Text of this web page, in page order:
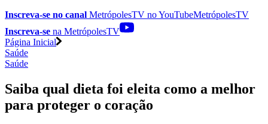
Inscreva-se no canal MetrópolesTV noYouTubeMetrópolesTV
Inscreva-se na MetrópolesTV
Página Inicial
Saúde
Saúde
Saiba qual dieta foi eleita como a melhor
para proteger o coração